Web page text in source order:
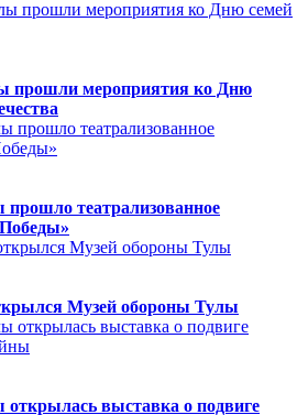
прошли мероприятия ко Дню
театрализованное
Музей обороны Тулы
выставка о подвиге